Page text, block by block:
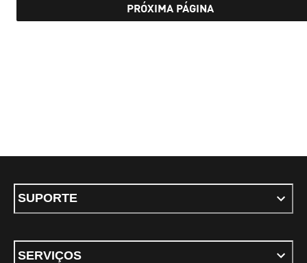
PRÓXIMA PÁGINA
SUPORTE
SERVIÇOS